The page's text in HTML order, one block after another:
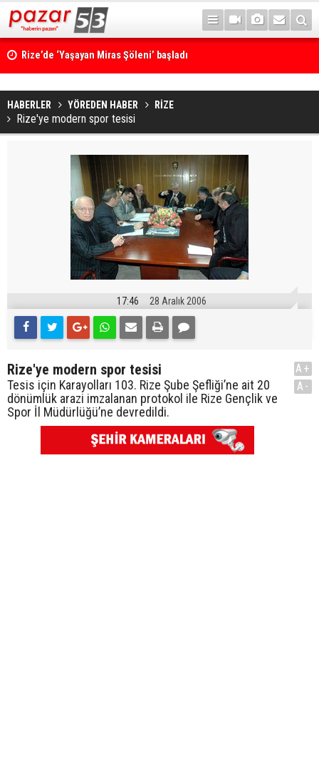
Rize’de ‘Yaşayan Miras Şöleni’ başladı
HABERLER YÖREDEN HABER RİZE
Rize'ye modern spor tesisi
17:46 28 Aralık 2006
Rize'ye modern spor tesisi
Tesis için Karayolları 103. Rize Şube Şefliği’ne ait 20
dönümlük arazi imzalanan protokol ile Rize Gençlik ve
Spor İl Müdürlüğü’ne devredildi.
A+
A-